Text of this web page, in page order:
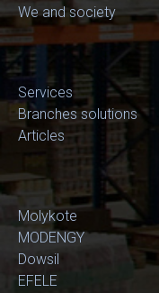
We and society
Services
Branches solutions
Articles
Molykote
MODENGY
Dowsil
EFELE